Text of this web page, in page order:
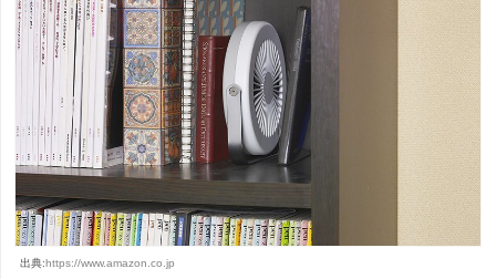
出典:https://www.amazon.co.jp